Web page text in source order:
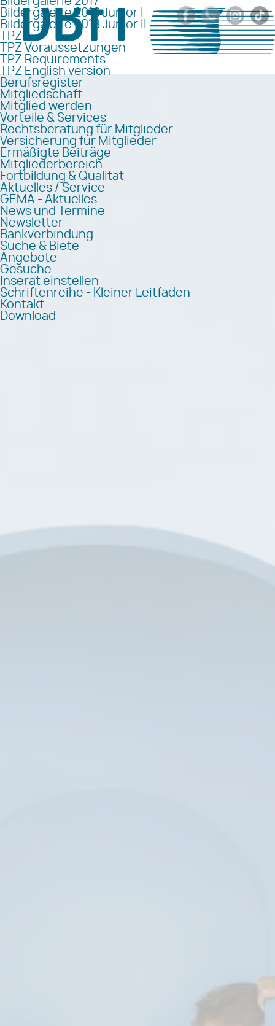
Bildergalerie 2018 Junior I
Bildergalerie 2018 Junior II
TPZ
TPZ Voraussetzungen
TPZ Requirements
TPZ English version
Berufsregister
Mitgliedschaft
Mitglied werden
Vorteile & Services
Rechtsberatung für Mitglieder
Versicherung für Mitglieder
Ermäßigte Beiträge
Mitgliederbereich
Fortbildung & Qualität
Aktuelles / Service
GEMA - Aktuelles
News und Termine
Newsletter
Bankverbindung
Suche & Biete
Angebote
Gesuche
Inserat einstellen
Schriftenreihe - Kleiner Leitfaden
Kontakt
Download